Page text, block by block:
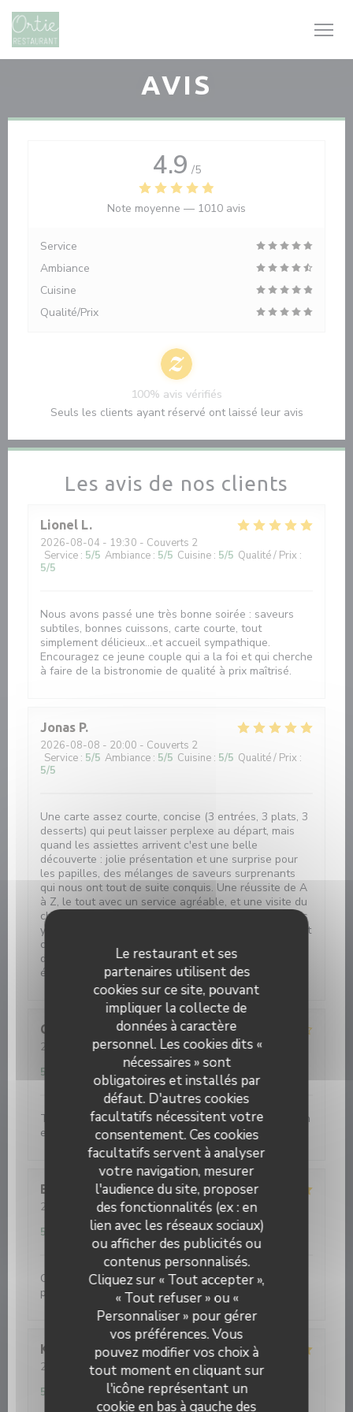
Personnalisation de vos choix en matière de cookies
Le restaurant et ses
partenaires utilisent des
cookies sur ce site, pouvant
impliquer la collecte de
données à caractère
personnel. Les cookies dits «
nécessaires » sont
obligatoires et installés par
défaut. D'autres cookies
facultatifs nécessitent votre
consentement. Ces cookies
facultatifs servent à analyser
votre navigation, mesurer
l'audience du site, proposer
des fonctionnalités (ex : en
lien avec les réseaux sociaux)
ou afficher des publicités ou
contenus personnalisés.
Cliquez sur « Tout accepter »,
« Tout refuser » ou «
Personnaliser » pour gérer
vos préférences. Vous
pouvez modifier vos choix à
tout moment en cliquant sur
l'icône représentant un
cookie en bas à gauche des
AVIS
Les avis de nos clients
Lionel L
2026-08-04 - 19:30 - Couverts 2
Service : 5/5 Ambiance : 5/5 Cuisine : 5/5 Qualité / Prix :
5/5
Nous avons passé une très bonne soirée : saveurs
subtiles, bonnes cuissons, carte courte, tout
simplement délicieux...et accueil sympathique.
Encouragez ce jeune couple qui a la foi et qui cherche
à faire de la bistronomie de qualité à prix maîtrisé.
Jonas P
2026-08-08 - 20:00 - Couverts 2
Service : 5/5 Ambiance : 5/5 Cuisine : 5/5 Qualité / Prix :
5/5
Une carte assez courte, concise (3 entrées, 3 plats, 3
desserts) qui peut laisser perplexe au départ, mais
quand les assiettes arrivent c'est une belle
découverte : jolie présentation et une surprise pour
les papilles, des mélanges de saveurs surprenants
qui nous ont tout de suite conquis. Une réussite de A
à Z, le tout avec un service agréable, et une visite du
chef cuisinier qui s'assure de notre satisfaction. Nous
y sommes allés pour notre anniversaire de relation, et
ce restaurant a vraiment été une très belle
découverte. Le tout dans un cadre cosy, simple et
épuré où les plats viennent donner de l'élégance.
CHRISTOPH
K
2026-08-07- 19:30 - Couverts 3
Ambiance:3/5 Cuisine:4/5
5
Très bonne relation qualité prix. La petite carte de vin
est bonne, mais pas à mon goût. On s'est régalé.
Bernard
S
2026-08-06- 19:30 - Couverts 5
5/5 Ambiance :5 /5 Cuisine: 5/5 Qualité / Prix
5
Cuisine inventive. Très belle alliance de goûts . Belle
présentation.
Koen
2026-08-04- 19:00 - Couverts 2
/5 Ambiance:5/5 Cuisine:5/5 Qualité / Prix
5
4.9 /5
Note moyenne — 1010 avis
Service
Ambiance
Cuisine
Qualité/Prix
100% avis vérifiés
Seuls les clients ayant réservé ont laissé leur avis